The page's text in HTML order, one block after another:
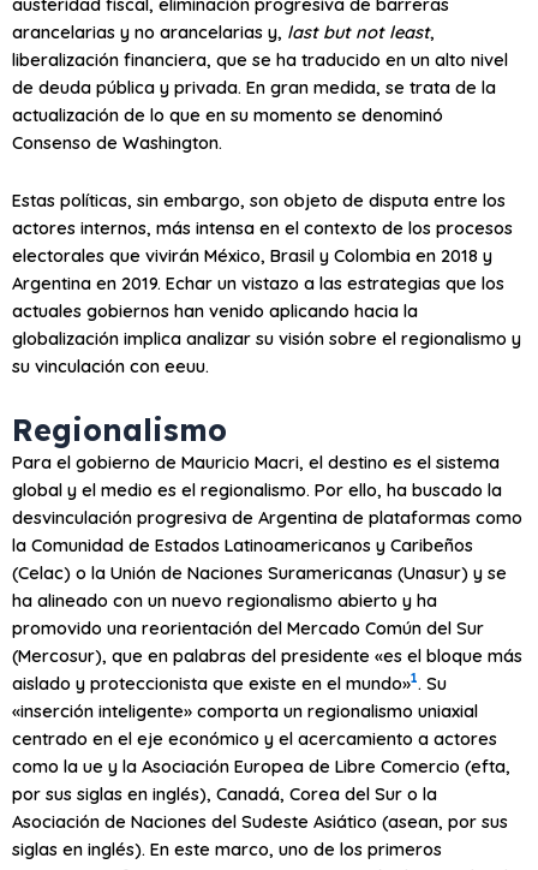
arancelarias y no arancelarias y, last but not least,
liberalización financiera, que se ha traducido en un alto nivel
de deuda pública y privada. En gran medida, se trata de la
actualización de lo que en su momento se denominó
Consenso de Washington.
Estas políticas, sin embargo, son objeto de disputa entre los
actores internos, más intensa en el contexto de los procesos
electorales que vivirán México, Brasil y Colombia en 2018 y
Argentina en 2019. Echar un vistazo a las estrategias que los
actuales gobiernos han venido aplicando hacia la
globalización implica analizar su visión sobre el regionalismo y
su vinculación con eeuu.
Regionalismo
Para el gobierno de Mauricio Macri, el destino es el sistema
global y el medio es el regionalismo. Por ello, ha buscado la
desvinculación progresiva de Argentina de plataformas como
la Comunidad de Estados Latinoamericanos y Caribeños
(Celac) o la Unión de Naciones Suramericanas (Unasur) y se
ha alineado con un nuevo regionalismo abierto y ha
promovido una reorientación del Mercado Común del Sur
(Mercosur), que en palabras del presidente «es el bloque más
aislado y proteccionista que existe en el mundo»1. Su
«inserción inteligente» comporta un regionalismo uniaxial
centrado en el eje económico y el acercamiento a actores
como la ue y la Asociación Europea de Libre Comercio (efta,
por sus siglas en inglés), Canadá, Corea del Sur o la
Asociación de Naciones del Sudeste Asiático (asean, por sus
siglas en inglés). En este marco, uno de los primeros